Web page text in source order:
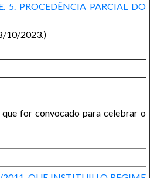
5. PROCEDÊNCIA PARCIAL DO
10/2023.)
for convocado para celebrar o